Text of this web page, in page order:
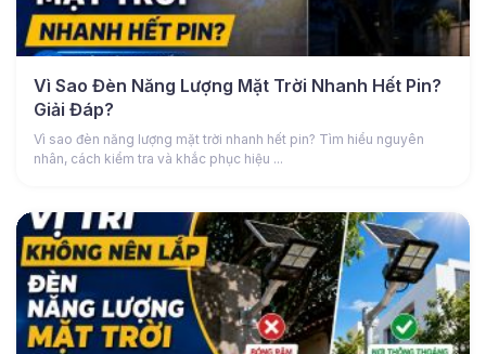
Vì Sao Đèn Năng Lượng Mặt Trời Nhanh Hết Pin?
Giải Đáp?
Vì sao đèn năng lượng mặt trời nhanh hết pin? Tìm hiểu nguyên
nhân, cách kiểm tra và khắc phục hiệu ...